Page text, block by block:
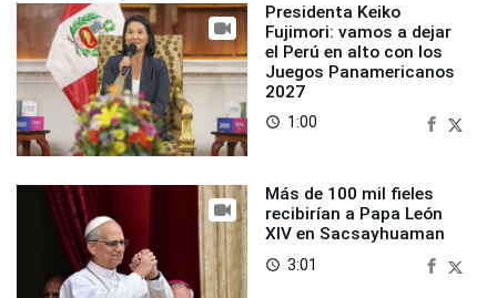
Presidenta Keiko
Fujimori: vamos a dejar
el Perú en alto con los
Juegos Panamericanos
2027
access_time 1:00
Más de 100 mil fieles
recibirían a Papa León
XIV en Sacsayhuaman
access_time 3:01